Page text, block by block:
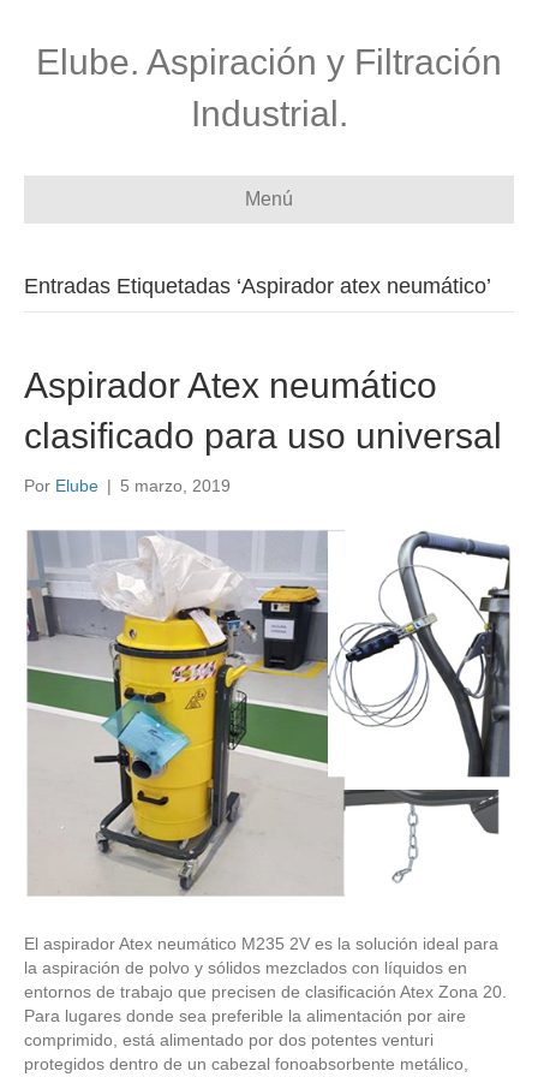
Elube. Aspiración y Filtración
Industrial.
Menú
Entradas Etiquetadas ‘Aspirador atex neumático’
Aspirador Atex neumático
clasificado para uso universal
Por Elube | 5 marzo, 2019
El aspirador Atex neumático M235 2V es la solución ideal para
la aspiración de polvo y sólidos mezclados con líquidos en
entornos de trabajo que precisen de clasificación Atex Zona 20.
Para lugares donde sea preferible la alimentación por aire
comprimido, está alimentado por dos potentes venturi
protegidos dentro de un cabezal fonoabsorbente metálico,